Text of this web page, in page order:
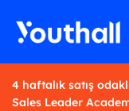
4 haftalık satış
Sales Leader